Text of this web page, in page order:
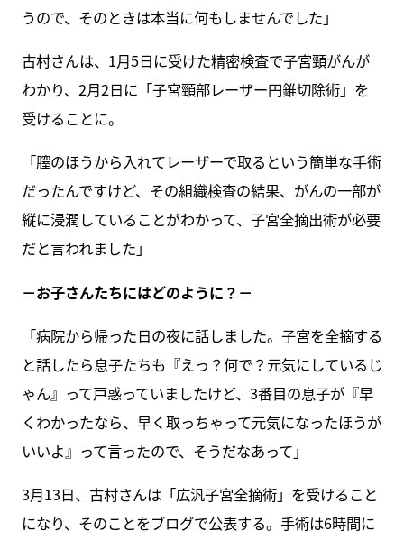
うので、そのときは本当に何もしませんでした」
古村さんは、1月5日に受けた精密検査で子宮頸がんが
わかり、2月2日に「子宮頸部レーザー円錐切除術」を
受けることに。
「膣のほうから入れてレーザーで取るという簡単な手術
だったんですけど、その組織検査の結果、がんの一部が
縦に浸潤していることがわかって、子宮全摘出術が必要
だと言われました」
－お子さんたちにはどのように？－
「病院から帰った日の夜に話しました。子宮を全摘する
と話したら息子たちも『えっ？何で？元気にしているじ
ゃん』って戸惑っていましたけど、3番目の息子が『早
くわかったなら、早く取っちゃって元気になったほうが
いいよ』って言ったので、そうだなあって」
3月13日、古村さんは「広汎子宮全摘術」を受けること
になり、そのことをブログで公表する。手術は6時間に